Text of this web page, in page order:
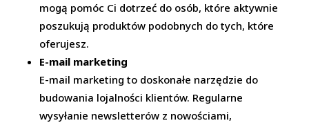
mogą pomóc Ci dotrzeć do osób, które aktywnie
poszukują produktów podobnych do tych, które
oferujesz.
E-mail marketing
E-mail marketing to doskonałe narzędzie do
budowania lojalności klientów. Regularne
wysyłanie newsletterów z nowościami,